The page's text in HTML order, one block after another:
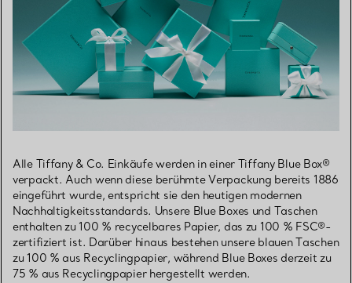
Alle Tiffany & Co. Einkäufe werden in einer Tiffany Blue Box®
verpackt. Auch wenn diese berühmte Verpackung bereits 1886
eingeführt wurde, entspricht sie den heutigen modernen
Nachhaltigkeitsstandards. Unsere Blue Boxes und Taschen
enthalten zu 100 % recycelbares Papier, das zu 100 % FSC®-
zertifiziert ist. Darüber hinaus bestehen unsere blauen Taschen
zu 100 % aus Recyclingpapier, während Blue Boxes derzeit zu
75 % aus Recyclingpapier hergestellt werden.